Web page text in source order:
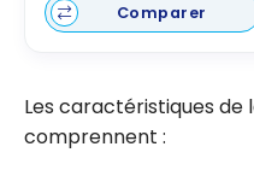
Comparer
Les caractéristiques de
comprennent :